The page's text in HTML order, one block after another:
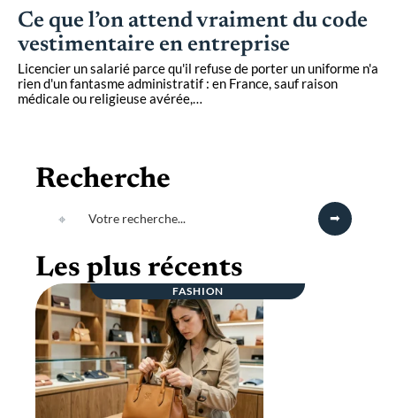
Ce que l’on attend vraiment du code
vestimentaire en entreprise
Licencier un salarié parce qu'il refuse de porter un uniforme n'a
rien d'un fantasme administratif : en France, sauf raison
médicale ou religieuse avérée,
Recherche
Les plus récents
FASHION